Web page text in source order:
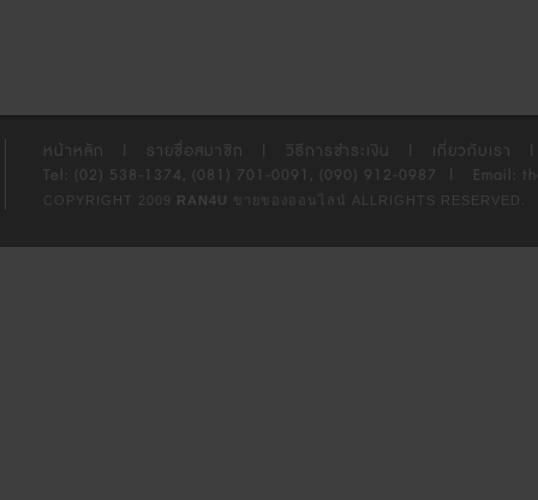
หน้าหลัก รายชื่อสมาชิก วิธีการชำระเงิน เกี่ยวกับเรา
Tel: (02) 538-1374, (081) 701-0091, (090) 912-0987
Email:
COPYRIGHT 2009 RAN4U ขายของออนไลน์ ALLRIGHTS RESERVED.